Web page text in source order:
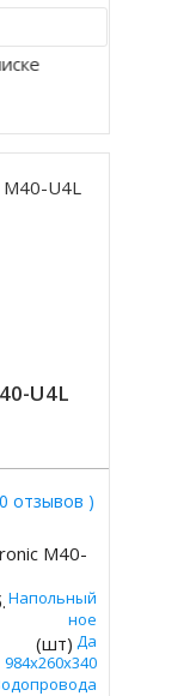
U4L
отзывов )
Напольный
Да
984x260x340
M40-
(шт)